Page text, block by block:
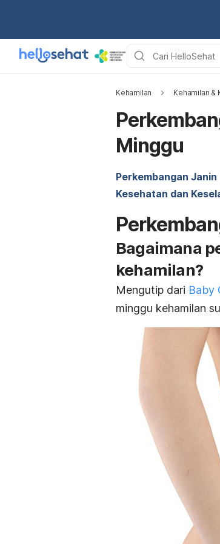
Kehamilan Kehamilan &
Minggu
Perkembangan Janin
Kesehatan dan
Bagaimana
kehamilan?
Mengutip dari Baby
minggu kehamilan